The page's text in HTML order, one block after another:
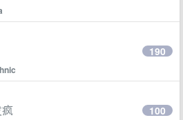
190
100